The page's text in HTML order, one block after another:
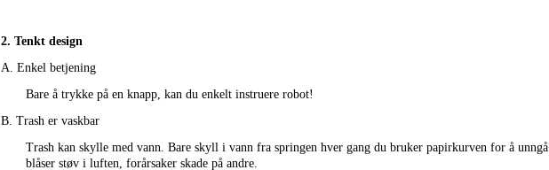
2. Tenkt design
A. Enkel betjening
Bare å trykke på en knapp, kan du enkelt instruere robot!
B. Trash er vaskbar
Trash kan skylle med vann. Bare skyll i vann fra springen hver gang du bruker papirkurven for å unngå
blåser støv i luften, forårsaker skade på andre.